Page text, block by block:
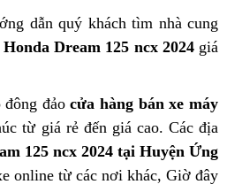
dẫn quý khách tìm nhà cung
Honda Dream 125 ncx 2024giá
đảocửa hàng bán xe máy
từ giá rẻ đến giá cao. Các địa
125 ncx 2024 tại Huyện Ứng
online từ các nơi khác, Giờ đây